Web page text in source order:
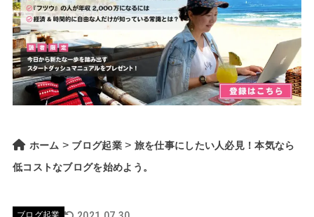
ホーム > ブログ起業> 旅を仕事にしたい人必見！本気なら
低コストなブログを始めよう。